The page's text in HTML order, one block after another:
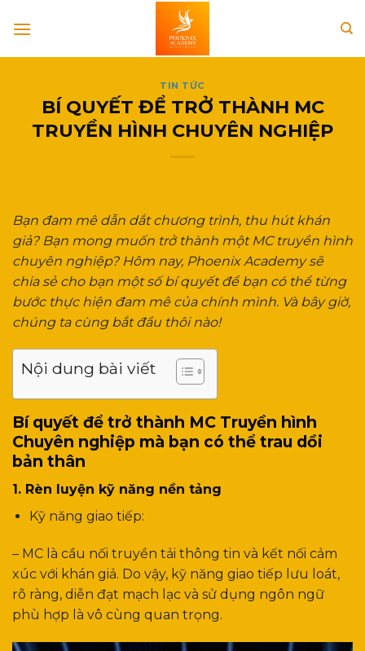
TIN TỨC
BÍ QUYẾT ĐỂ TRỞ THÀNH MC
TRUYỀN HÌNH CHUYÊN NGHIỆP
Bạn đam mê dẫn dắt chương trình, thu hút khán
giả? Bạn mong muốn trở thành một MC truyền hình
chuyên nghiệp? Hôm nay, Phoenix Academy sẽ
chia sẻ cho bạn một số bí quyết để bạn có thể từng
bước thực hiện đam mê của chính mình. Và bây giờ,
chúng ta cùng bắt đầu thôi nào!
Nội dung bài viết
Bí quyết để trở thành MC Truyền hình
Chuyên nghiệp mà bạn có thể trau dồi
bản thân
1. Rèn luyện kỹ năng nền tảng
Kỹ năng giao tiếp:
– MC là cầu nối truyền tải thông tin và kết nối cảm
xúc với khán giả. Do vậy, kỹ năng giao tiếp lưu loát,
rõ ràng, diễn đạt mạch lạc và sử dụng ngôn ngữ
phù hợp là vô cùng quan trọng.